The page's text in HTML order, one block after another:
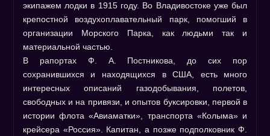
экипажем лодки в 1915 году. Во Владивостоке уже был
крепостной воздухоплавательный парк, помогший в
организации Морского Парка, как людьми так и
материальной частью.
В рапортах Ф. А. Постникова, до сих пор
сохранившихся и находящихся в США, есть много
интересных описаний газодобывания, полетов,
свободных и на привязи, и опытов буксировки, первой в
истории флота «Авиаматки», транспорта «Колыма» и
крейсера «Россия». Капитан, а позже подполковник Ф.